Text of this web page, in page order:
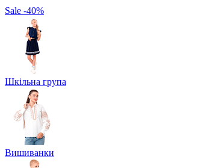
Sale -40%
Шкільна група
Вишиванки